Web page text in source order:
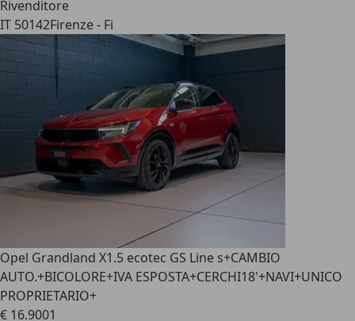
Rivenditore
IT 50142Firenze - Fi
Opel Grandland X1.5 ecotec GS Line s+CAMBIO
AUTO.+BICOLORE+IVA ESPOSTA+CERCHI18'+NAVI+UNICO
PROPRIETARIO+
€ 16.9001